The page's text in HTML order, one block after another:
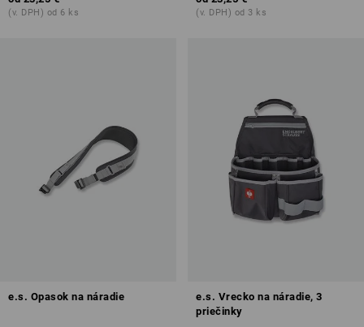
(v. DPH) od 6 ks (v. DPH) od 3 ks
e.s. Opasok na náradie
e.s. Vrecko na náradie, 3
priečinky